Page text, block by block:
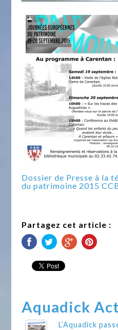
Dossier de Presse à la
du patrimoine 2015
Partagez cet article :
Aquadick
L’Aquadick